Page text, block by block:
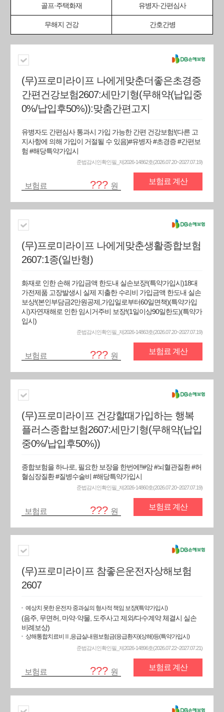
골프·주택화재 유병자·간편심사
무해지 건강 간호간병
(무)프로미라이프 나에게맞춘더좋은초경증
간편건강보험2607:세만기형(무해약(납입중
0%/납입후50%)):맞춤간편고지
유병자도 간편심사 통과시 가입 가능한 간편 건강보험!(다른 고
지사항에 의해 가입이 거절될 수 있음)#유병자 #초경증 #간편보
험 #해당특약가입시
준법감시인확인필_제2026-14862호(2026.07.20~2027.07.19)
보험료 ??? 원
보험료 계산
(무)프로미라이프 나에게맞춘생활종합보험
2607:1종(일반형)
화재로 인한 손해 가입금액 한도내 실손보장!(특약가입시)18대
가전제품 고장발생시 실제 지출한 수리비 가입금액 한도내 실손
보상!(본인부담금2만원공제,가입일로부터60일면책)(특약가입
시)자연재해로 인한 임시거주비 보장!(1일이상90일한도)(특약가
입시)
준법감시인확인필_제2026-14863호(2026.07.20~2027.07.19)
보험료 ??? 원
보험료 계산
(무)프로미라이프 건강할때가입하는 행복
플러스종합보험2607:세만기형(무해약(납입
중0%/납입후50%))
종합보험을 하나로, 필요한 보장을 한번에!!#암 #뇌혈관질환 #허
혈심장질환 #질병수술비 #해당특약가입시
준법감시인확인필_제2026-14860호(2026.07.20~2027.07.19)
보험료 ??? 원
보험료 계산
(무)프로미라이프 참좋은운전자상해보험
2607
예상치 못한 운전자 중과실의 형사적 책임 보장!(특약가입시)
(음주, 무면허, 마약·약물, 도주사고 제외/다수계약 체결시 실손
비례보상)
상해통합치료비Ⅱ,응급실내원보험금(응급환자)(상해)등(특약가입시)
준법감시인확인필_제2026-14896호(2026.07.22~2027.07.21)
보험료 ??? 원
보험료 계산